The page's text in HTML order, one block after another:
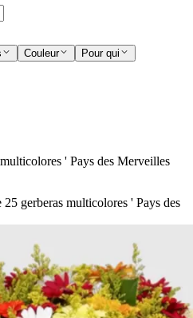
Couleur
Pour qui
' Pays des Merveilles
gerberas multicolores ' Pays des